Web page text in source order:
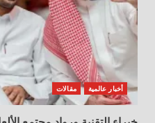
أخبار عالمية مقالات